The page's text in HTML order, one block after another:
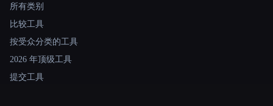
所有类别
比较工具
按受众分类的工具
2026 年顶级工具
提交工具